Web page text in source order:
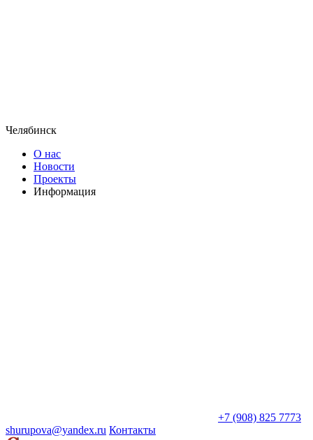
Челябинск
О нас
Новости
Проекты
Информация
+7 (908) 825 7773
shurupova@yandex.ru Контакты